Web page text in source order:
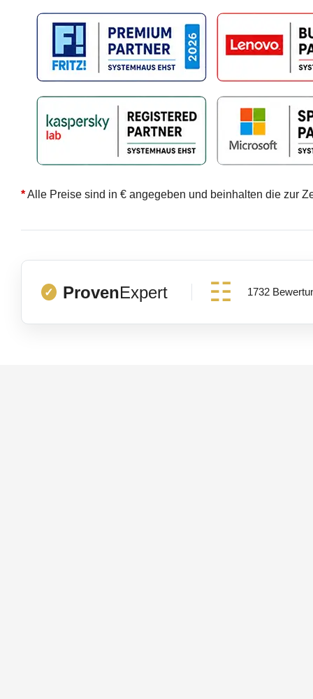
*Alle Preise sind in € angegeben und beinhalten die zur
✓ ProvenExpert 1732